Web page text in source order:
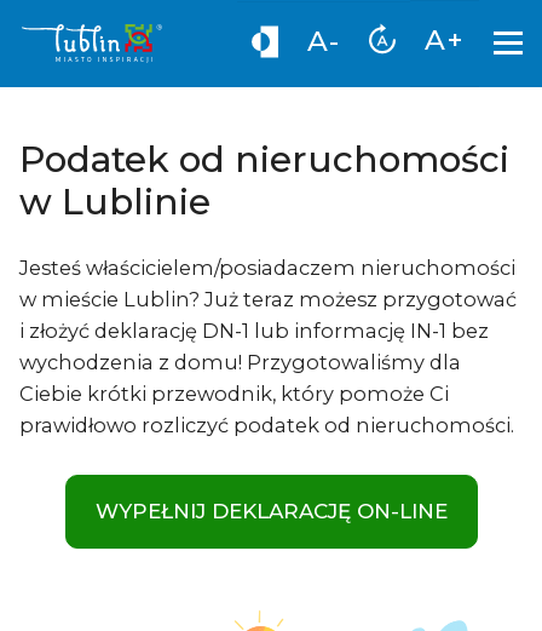
A- A+
Podatek od nieruchomości
w Lublinie
Jesteś właścicielem/posiadaczem nieruchomości
w mieście Lublin? Już teraz możesz przygotować
i złożyć deklarację DN-1 lub informację IN-1 bez
wychodzenia z domu! Przygotowaliśmy dla
Ciebie krótki przewodnik, który pomoże Ci
prawidłowo rozliczyć podatek od nieruchomości.
WYPEŁNIJ DEKLARACJĘ ON-LINE